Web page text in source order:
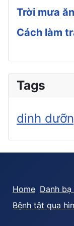
Trời mưa
Cách làm
Tags
dinh
Home Danh
Bệnh tật qua